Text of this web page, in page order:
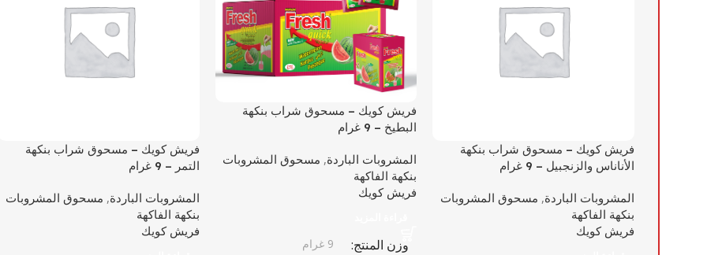
فريش كويك – مسحوق شراب بنكهة
الأناناس والزنجبيل – 9 غرام
المشروبات الباردة, مسحوق المشروبات
بنكهة الفاكهة
فريش كويك
فريش كويك – مسحوق شراب بنكهة
البطيخ – 9 غرام
المشروبات الباردة, مسحوق المشروبات
بنكهة الفاكهة
فريش كويك
وزن المنتج 9 غرام
فريش كويك – مسحوق شراب بنكهة
التمر – 9 غرام
المشروبات الباردة, مسحوق المشروبات
بنكهة الفاكهة
فريش كويك